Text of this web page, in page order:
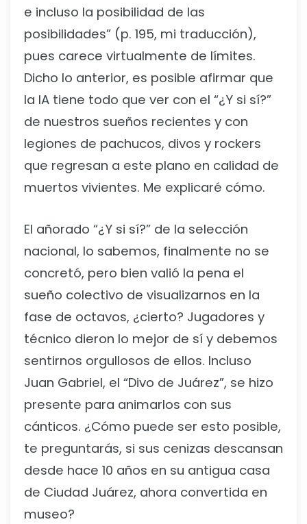
e incluso la posibilidad de las
posibilidades” (p. 195, mi traducción),
pues carece virtualmente de límites.
Dicho lo anterior, es posible afirmar que
la IA tiene todo que ver con el “¿Y si sí?”
de nuestros sueños recientes y con
legiones de pachucos, divos y rockers
que regresan a este plano en calidad de
muertos vivientes. Me explicaré cómo.
El añorado “¿Y si sí?” de la selección
nacional, lo sabemos, finalmente no se
concretó, pero bien valió la pena el
sueño colectivo de visualizarnos en la
fase de octavos, ¿cierto? Jugadores y
técnico dieron lo mejor de sí y debemos
sentirnos orgullosos de ellos. Incluso
Juan Gabriel, el “Divo de Juárez”, se hizo
presente para animarlos con sus
cánticos. ¿Cómo puede ser esto posible,
te preguntarás, si sus cenizas descansan
desde hace 10 años en su antigua casa
de Ciudad Juárez, ahora convertida en
museo?